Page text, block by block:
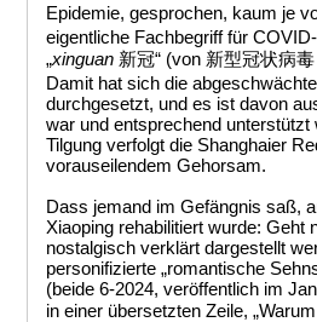
Epidemie, gesprochen, kaum je
eigentliche Fachbegriff für
„xinguan 新冠“ (von 新型冠状病
Damit hat sich die
durchgesetzt, und es ist davon
war und entsprechend
Tilgung verfolgt die Shanghaier
vorauseilendem Gehorsam.
Dass jemand im Gefängnis saß,
Xiaoping rehabilitiert wurde: Geht
nostalgisch verklärt dargestellt
personifizierte „romantische
(beide 6-2024, veröffentlich im
in einer übersetzten Zeile,